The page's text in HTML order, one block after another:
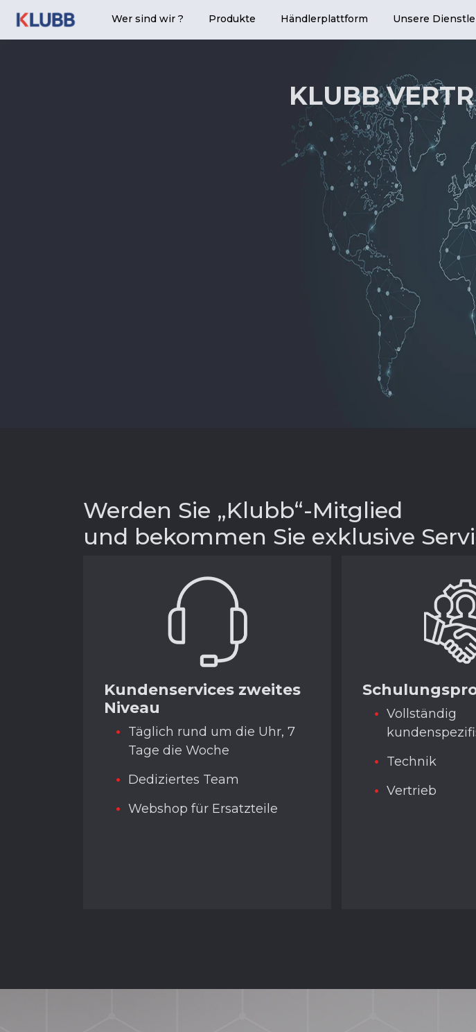
Wer sind wir ? Produkte Händlerplattform Unsere
KLUBB
Werden Sie „Klubb“-Mitglied
und bekommen Sie exklusive
Kundenservices zweites
Niveau
Täglich rund um die Uhr, 7
Tage die Woche
Dediziertes Team
Webshop für Ersatzteile
Vollständig
Technik
Vertrieb